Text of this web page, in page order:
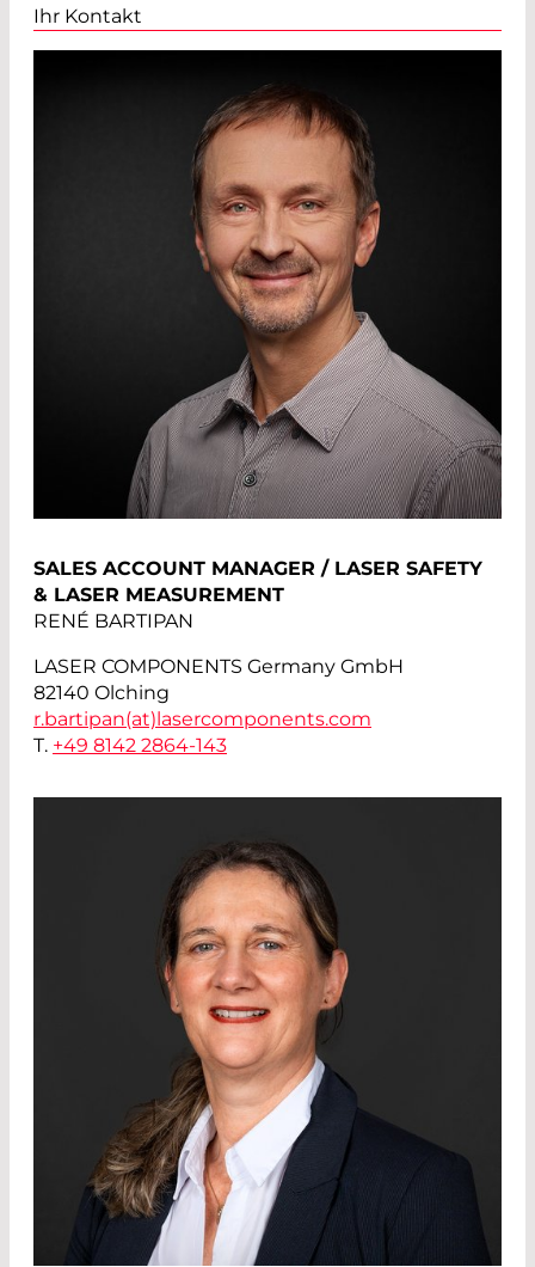
Ihr Kontakt
SALES ACCOUNT MANAGER / LASER SAFETY
& LASER MEASUREMENT
RENÉ BARTIPAN
LASER COMPONENTS Germany GmbH
82140 Olching
r.bartipan(at)lasercomponents.com
T. +49 8142 2864-143